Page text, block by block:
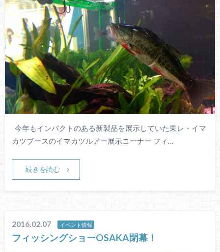
今年もインパクトのある新製品を展示していた東レ・イマ
カツブースのイマカツルアー展示コーナー フィ…
続きを読む
2016.02.07 イベント情報
フィッシングショーOSAKA閉幕！